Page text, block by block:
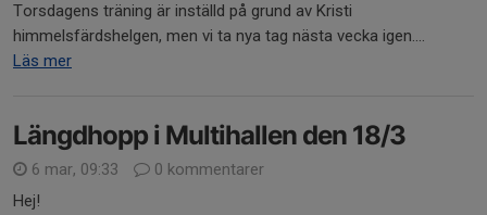
Torsdagens träning är inställd på grund av Kristi
himmelsfärdshelgen, men vi ta nya tag nästa vecka igen....
Läs mer
Längdhopp i Multihallen den 18/3
6 mar, 09:33
0 kommentarer
Hej!